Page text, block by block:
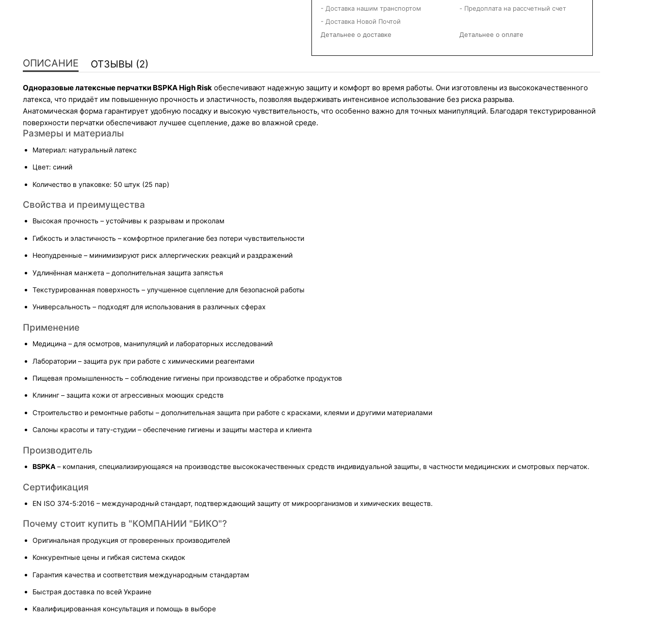
- Доставка нашим транспортом
- Доставка Новой Почтой
Детальнее о доставке
- Предоплата на рассчетный счет
Детальнее о оплате
ОПИСАНИЕ ОТЗЫВЫ (2)
Одноразовые латексные перчатки BSPKA High Risk обеспечивают надежную защиту и комфорт во время работы. Они изготовлены из высококачественного
латекса, что придаёт им повышенную прочность и эластичность, позволяя выдерживать интенсивное использование без риска разрыва.
Анатомическая форма гарантирует удобную посадку и высокую чувствительность, что особенно важно для точных манипуляций. Благодаря текстурированной
поверхности перчатки обеспечивают лучшее сцепление, даже во влажной среде.
Размеры и материалы
Материал: натуральный латекс
Цвет: синий
Количество в упаковке: 50 штук (25 пар)
Свойства и преимущества
Высокая прочность – устойчивы к разрывам и проколам
Гибкость и эластичность – комфортное прилегание без потери чувствительности
Неопудренные – минимизируют риск аллергических реакций и раздражений
Удлинённая манжета – дополнительная защита запястья
Текстурированная поверхность – улучшенное сцепление для безопасной работы
Универсальность – подходят для использования в различных сферах
Применение
Медицина – для осмотров, манипуляций и лабораторных исследований
Лаборатории – защита рук при работе с химическими реагентами
Пищевая промышленность – соблюдение гигиены при производстве и обработке продуктов
Клининг – защита кожи от агрессивных моющих средств
Строительство и ремонтные работы – дополнительная защита при работе с красками, клеями и другими материалами
Салоны красоты и тату-студии – обеспечение гигиены и защиты мастера и клиента
Производитель
BSPKA – компания, специализирующаяся на производстве высококачественных средств индивидуальной защиты, в частности медицинских и смотровых перчаток.
Сертификация
EN ISO 374-5:2016 – международный стандарт, подтверждающий защиту от микроорганизмов и химических веществ.
Почему стоит купить в "КОМПАНИИ "БИКО"?
Оригинальная продукция от проверенных производителей
Конкурентные цены и гибкая система скидок
Гарантия качества и соответствия международным стандартам
Быстрая доставка по всей Украине
Квалифицированная консультация и помощь в выборе